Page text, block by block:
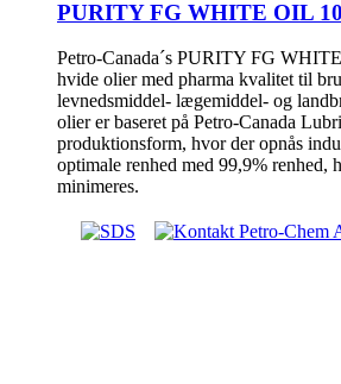
PURITY FG WHITE OIL 10
Petro-Canada´s PURITY FG
hvide olier med pharma kvalitet til
levnedsmiddel- lægemiddel- og
olier er baseret på Petro-Canada
produktionsform, hvor der opnås
optimale renhed med 99,9% renhed,
minimeres.